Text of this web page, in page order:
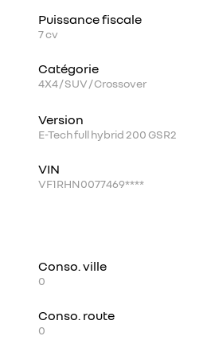
Puissance fiscale
7cv
Catégorie
4X4 / SUV / Crossover
Version
E-Tech full hybrid 200 GSR2
VIN
VF1RHN0077469****
Conso. ville
0
Conso. route
0